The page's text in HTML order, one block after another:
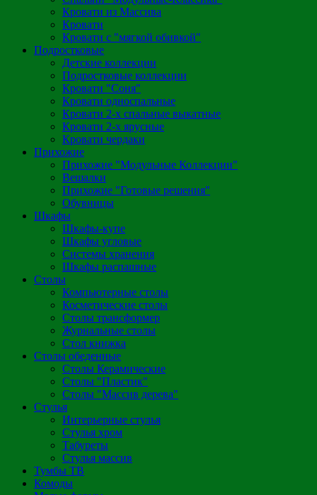
Кровати из Массива
Кровати
Кровати с "мягкой обивкой"
Подростковые
Детские коллекции
Подростковые коллекции
Кровати "Соня"
Кровати односпальные
Кровати 2-х спальные выкатные
Кровати 2-х ярусные
Кровати чердаки
Прихожие
Прихожие "Модульные Коллекции"
Вешалки
Прихожие "Готовые решения"
Обувницы
Шкафы
Шкафы-купе
Шкафы угловые
Системы хранения
Шкафы распашные
Столы
Компьютерные столы
Косметические столы
Столы трансформер
Журнальные столы
Стол книжка
Столы обеденные
Столы Керамические
Столы "Пластик"
Столы "Массив дерева"
Стулья
Интерьерные стулья
Стулья хром
Табуреты
Стулья массив
Тумбы ТВ
Комоды